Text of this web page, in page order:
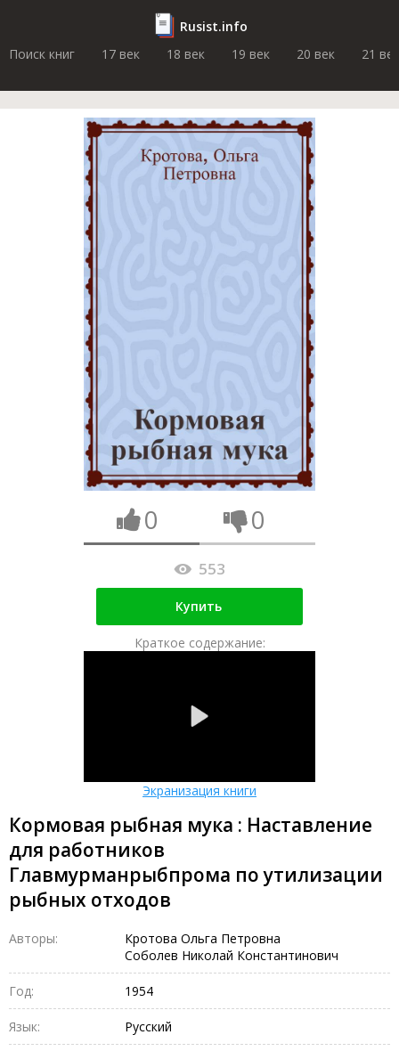
Rusist.info
Поиск книг
17 век 18 век 19 век 20 век 21 век
0 0
553
Купить
Краткое содержание:
Экранизация книги
Кормовая рыбная мука : Наставление
для работников
Главмурманрыбпрома по утилизации
рыбных отходов
Авторы:
Кротова Ольга Петровна
Соболев Николай Константинович
Год: 1954
Язык: Русский